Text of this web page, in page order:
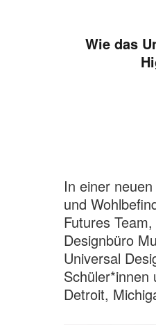
Wie das
In einer
und
Futures
Designbüro
Universal
Schüler*innen
Detroit,